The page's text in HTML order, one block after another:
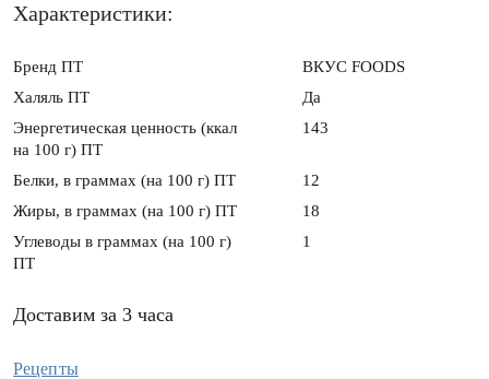
Характеристики:
Бренд ПТ
ВКУС FOODS
Халяль ПТ
Да
Энергетическая ценность (ккал
на 100 г) ПТ
143
Белки, в граммах (на 100 г) ПТ
12
Жиры, в граммах (на 100 г) ПТ
18
Углеводы в граммах (на 100 г)
ПТ
1
Доставим за 3 часа
Рецепты